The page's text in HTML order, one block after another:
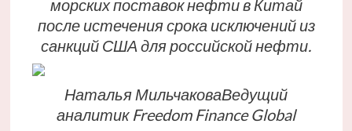
морских поставок нефти в Китай
после истечения срока исключений из
санкций США для российской нефти.
Наталья МильчаковаВедущий
аналитик Freedom Finance Global